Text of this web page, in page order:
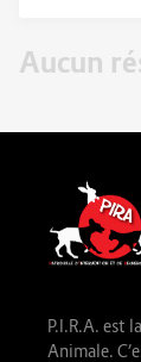
Aucun
P.I.R.A. est
Animale.